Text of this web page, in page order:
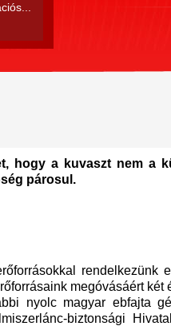
hogy a kuvaszt nem a
párosul.
rendelkezünk
megóvásáért két
nyolc magyar ebfajta
biztonsági